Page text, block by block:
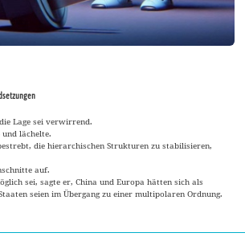
Lage sei verwirrend.
lächelte.
die hierarchischen Strukturen zu stabilisieren,
auf.
sei, sagte er, China und Europa hätten sich als
seien im Übergang zu einer multipolaren Ordnung.